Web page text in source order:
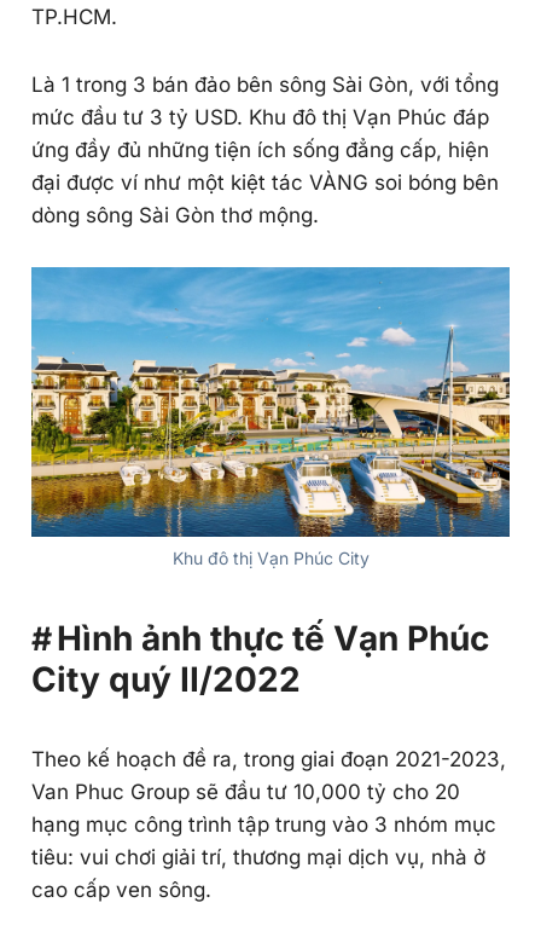
TP.HCM.
Là 1 trong 3 bán đảo bên sông Sài Gòn, với tổng
mức đầu tư 3 tỷ USD. Khu đô thị Vạn Phúc đáp
ứng đầy đủ những tiện ích sống đẳng cấp, hiện
đại được ví như một kiệt tác VÀNG soi bóng bên
dòng sông Sài Gòn thơ mộng.
Khu đô thị Vạn Phúc City
Hình ảnh thực tế Vạn Phúc
City quý II/2022
Theo kế hoạch đề ra, trong giai đoạn 2021-2023,
Van Phuc Group sẽ đầu tư 10,000 tỷ cho 20
hạng mục công trình tập trung vào 3 nhóm mục
tiêu: vui chơi giải trí, thương mại dịch vụ, nhà ở
cao cấp ven sông.